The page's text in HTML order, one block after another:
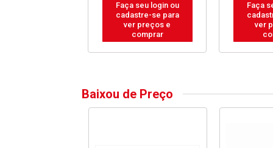
Faça seu login ou
cadastre-se para
ver preços e
comprar
Faça
ver
Baixou de Preço